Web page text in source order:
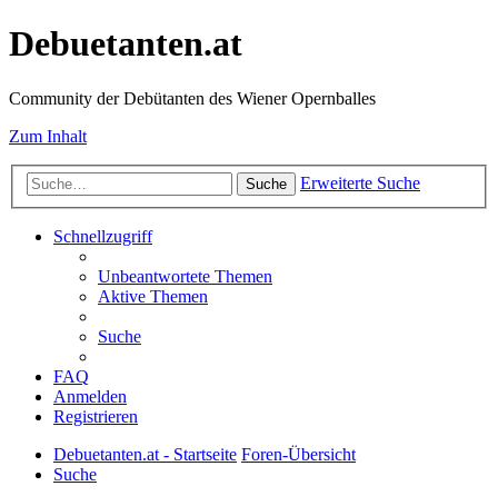
Debuetanten.at
Community der Debütanten des Wiener Opernballes
Zum Inhalt
Suche Erweiterte Suche
Schnellzugriff
Unbeantwortete Themen
Aktive Themen
Suche
FAQ
Anmelden
Registrieren
Debuetanten.at - Startseite Foren-Übersicht
Suche